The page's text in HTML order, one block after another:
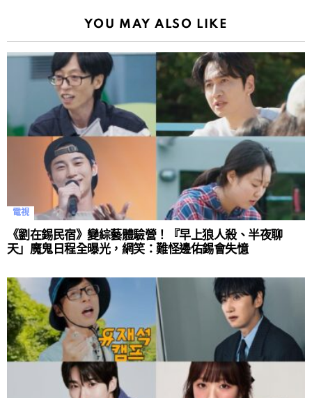
YOU MAY ALSO LIKE
電視
《劉在錫民宿》變綜藝體驗營！『早上狼人殺、半夜聊
天」魔鬼日程全曝光，網笑：難怪邊佑錫會失憶